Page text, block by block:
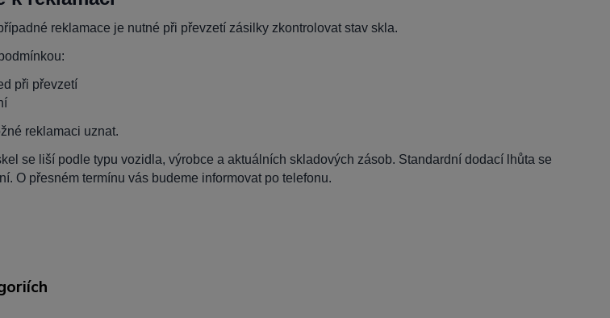
reklamace je nutné při převzetí zásilky zkontrolovat stav skla.
při převzetí
reklamaci uznat.
se liší podle typu vozidla, výrobce a aktuálních skladových zásob. Standardní dodací lhůta se
O přesném termínu vás budeme informovat po telefonu.